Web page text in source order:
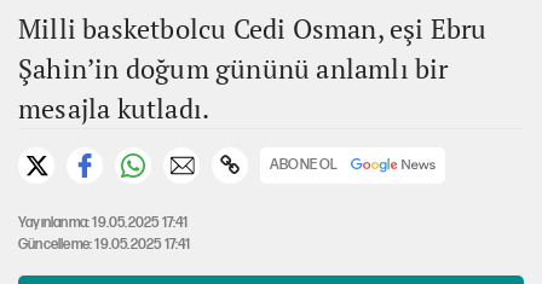
Milli basketbolcu Cedi Osman, eşi Ebru
Şahin’in doğum gününü anlamlı bir
mesajla kutladı.
ABONE OL
Yayınlanma: 19.05.2025 17:41
Güncelleme: 19.05.2025 17:41